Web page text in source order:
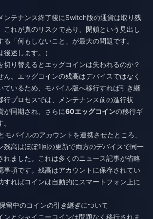
ンテナンス終了後にSwitch版の通貨は取り残
これが真のリスクであり、閉鎖という見出し
る「何もしないこと」が最大の問題です。
後述します。）
切り替えるとエッグコインは失われるのか？
ん。エッグコインの残高はデバイスではなく
ているため、モバイル版へ移行すれば引き継
行プロセスでは、メンテナンス前の進行状
が同期され、さらに60エッグコインの移行ギ
モバイルのアカウントを連携させたところ、
残高はほぼ1回の更新で両方のデバイスで同一
れました。これは多くのニュース記事が省略
事項です。残高はアカウントに保存されてい
すればコインは自動的にスマートフォン上に
留中のコインの引き継ぎについて
ンとシャイニーコインは問題なく移行されま